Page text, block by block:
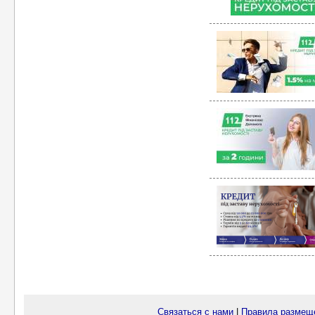
Связаться с нами Правила